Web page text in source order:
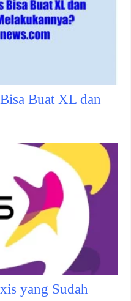
Buat XL dan
yang Sudah